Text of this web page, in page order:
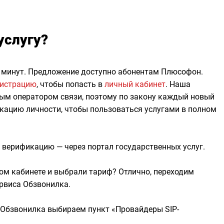
Предложение доступно абонентам Плюсофон.
, чтобы попасть в личный кабинет. Наша
оператором связи, поэтому по закону каждый новый
личности, чтобы пользоваться услугами в полном
— через портал государственных услуг.
кабинете и выбрали тариф? Отлично, переходим
Обзвонилка.
выбираем пункт «Провайдеры SIP-